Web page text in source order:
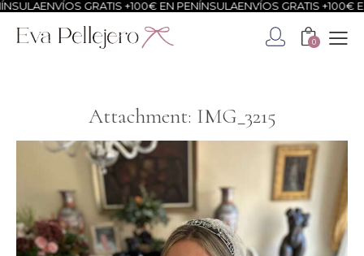
ENVÍOS GRATIS +100€ EN PENÍNSULAENVÍOS GRATIS +100€ EN
0
Attachment: IMG_3215